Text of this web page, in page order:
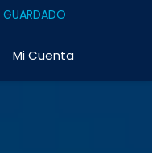
GUARDADO
Mi Cuenta